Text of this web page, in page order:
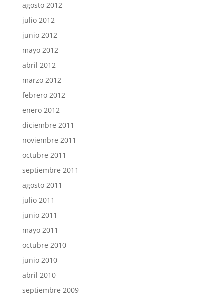
agosto 2012
julio 2012
junio 2012
mayo 2012
abril 2012
marzo 2012
febrero 2012
enero 2012
diciembre 2011
noviembre 2011
octubre 2011
septiembre 2011
agosto 2011
julio 2011
junio 2011
mayo 2011
octubre 2010
junio 2010
abril 2010
septiembre 2009